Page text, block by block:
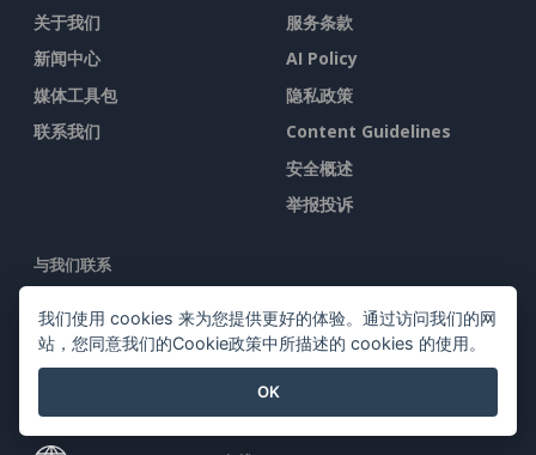
关于我们
新闻中心
媒体工具包
联系我们
服务条款
AI Policy
隐私政策
Content Guidelines
安全概述
举报投诉
与我们联系
我们使用 cookies 来为您提供更好的体验。通过访问我们的网
站，您同意我们的Cookie政策中所描述的 cookies 的使用。
OK